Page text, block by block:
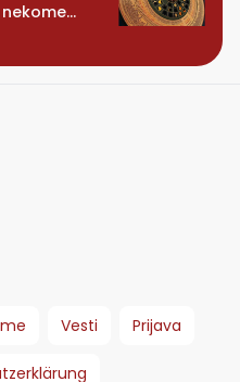
Vesti Prijava